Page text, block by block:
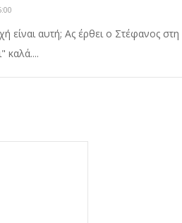
είναι αυτή; Ας έρθει ο Στέφανος
καλά....